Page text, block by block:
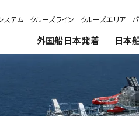
外国船日本発着 日本
ステム クルーズライン クルーズエリア